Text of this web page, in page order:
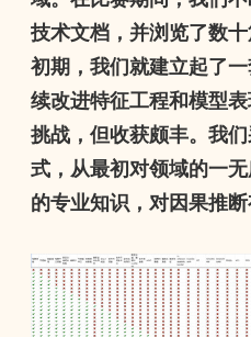
技术文档，并浏览了数
初期，我们就建立起了
续改进特征工程和模型
挑战，但收获颇丰。我
式，从最初对领域的一
的专业知识，对因果推断